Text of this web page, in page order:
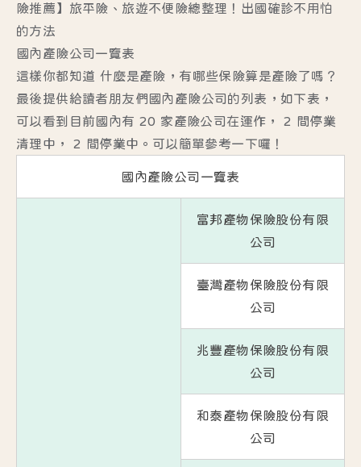
險推薦】旅平險、旅遊不便險總整理！出國確診不用怕
的方法
國內產險公司一覽表
這樣你都知道 什麼是產險，有哪些保險算是產險了嗎？
最後提供給讀者朋友們國內產險公司的列表，如下表，
可以看到目前國內有 20 家產險公司在運作， 2 間停業
清理中， 2 間停業中。可以簡單參考一下囉！
國內產險公司一覽表
富邦產物保險股份有限
公司
臺灣產物保險股份有限
公司
兆豐產物保險股份有限
公司
和泰產物保險股份有限
公司